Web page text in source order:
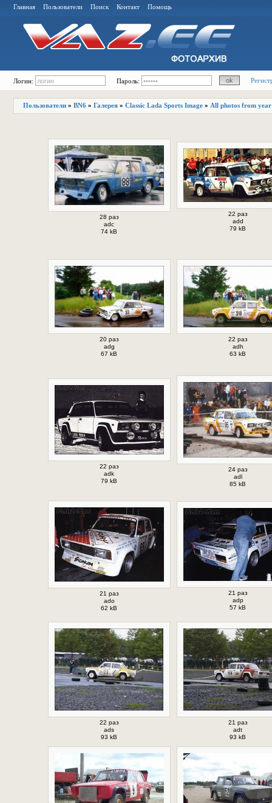
Главная Пользователи Поиск Контакт Помощь
Логин: Пароль:
Пользователи » BN6 » Галерея » Classic Lada Sports Image » All photos from year
28 раз
adc
74 kB
22 раз
add
79 kB
20 раз
adg
67 kB
22 раз
adh
63 kB
22 раз
adk
79 kB
24 раз
adl
85 kB
21 раз
ado
62 kB
21 раз
adp
57 kB
22 раз
ads
93 kB
21 раз
adt
93 kB